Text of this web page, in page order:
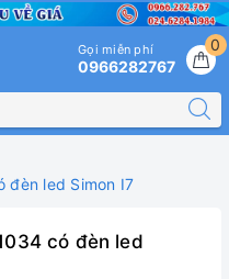
0
Gọi miễn phí
0966282767
đèn led Simon I7
có đèn led